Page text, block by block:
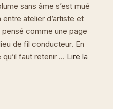
sans âme s’est mué
atelier d’artiste et
comme une page
de fil conducteur. En
faut retenir … Lire la